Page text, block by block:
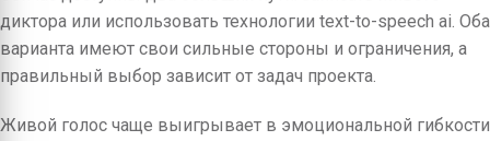
диктора или использовать технологии text-to-speech ai. Оба
варианта имеют свои сильные стороны и ограничения, а
правильный выбор зависит от задач проекта.
Живой голос чаще выигрывает в эмоциональной гибкости